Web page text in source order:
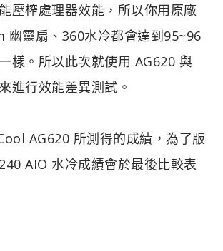
壓榨處理器效能，所以你用原廠
靈扇、360水冷都會達到95~96
樣。所以此次就使用 AG620 與
進行效能差異測試。
AG620 所測得的成績，為了版
AIO 水冷成績會於最後比較表